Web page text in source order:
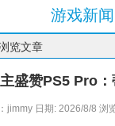
游戏新闻
览文章
盛赞PS5 Pro
jimmy 日期: 2026/8/8 浏